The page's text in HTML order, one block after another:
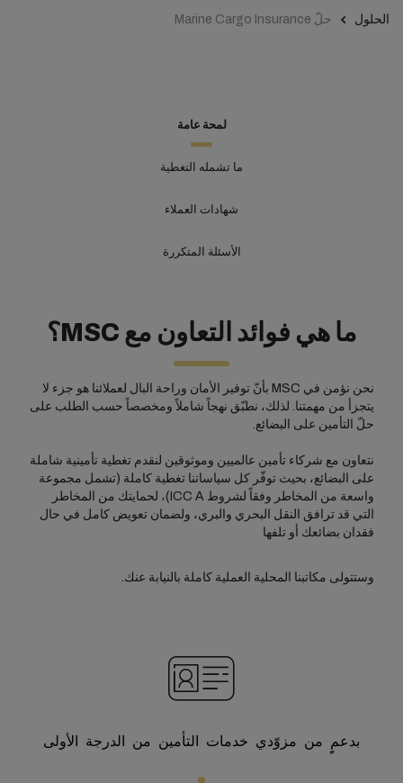
الحلول حلّ Marine Cargo Insurance
لمحة عامة
ما تشمله التغطية
شهادات العملاء
الأسئلة المتكررة
ما هي فوائد التعاون مع MSC؟
نحن نؤمن في MSC بأنّ توفير الأمان وراحة البال لعملائنا هو جزء لا
يتجزأ من مهمتنا. لذلك، نطبّق نهجاً شاملاً ومخصصاً حسب الطلب على
حلّ التأمين على البضائع.
نتعاون مع شركاء تأمين عالميين وموثوقين لنقدم تغطية تأمينية شاملة
على البضائع، بحيث توفّر كل سياساتنا تغطية كاملة (تشمل مجموعة
واسعة من المخاطر وفقاً لشروط ICC A)، لحمايتك من المخاطر
التي قد ترافق النقل البحري والبري، ولضمان تعويض كامل في حال
فقدان بضائعك أو تلفها
وستتولى مكاتبنا المحلية العملية كاملة بالنيابة عنك.
بدعمٍِ من مزوّدي خدمات التأمين من الدرجة الأولى